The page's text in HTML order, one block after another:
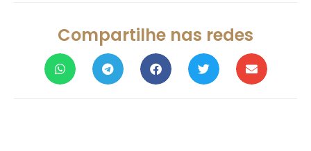
Compartilhe nas redes